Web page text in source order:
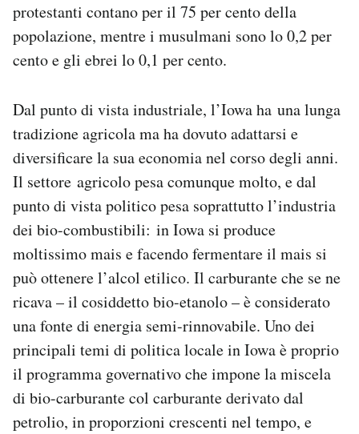
protestanti contano per il 75 per cento della
popolazione, mentre i musulmani sono lo 0,2 per
cento e gli ebrei lo 0,1 per cento.
Dal punto di vista industriale, l’Iowa ha una lunga
tradizione agricola ma ha dovuto adattarsi e
diversificare la sua economia nel corso degli anni.
Il settore agricolo pesa comunque molto, e dal
punto di vista politico pesa soprattutto l’industria
dei bio-combustibili: in Iowa si produce
moltissimo mais e facendo fermentare il mais si
può ottenere l’alcol etilico. Il carburante che se ne
ricava – il cosiddetto bio-etanolo – è considerato
una fonte di energia semi-rinnovabile. Uno dei
principali temi di politica locale in Iowa è proprio
il programma governativo che impone la miscela
di bio-carburante col carburante derivato dal
petrolio, in proporzioni crescenti nel tempo, e